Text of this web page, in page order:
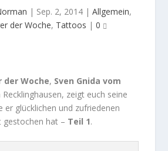
| Sep. 2, 2014 | Allgemein,
der Woche, Tattoos | 0
Woche, Sven Gnida vom
Recklinghausen, zeigt euch seine
er glücklichen und zufriedenen
gestochen hat – Teil 1.